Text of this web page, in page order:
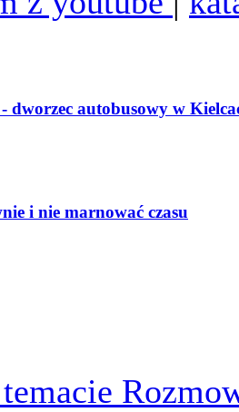
dworzec autobusowy w
i nie marnować czasu